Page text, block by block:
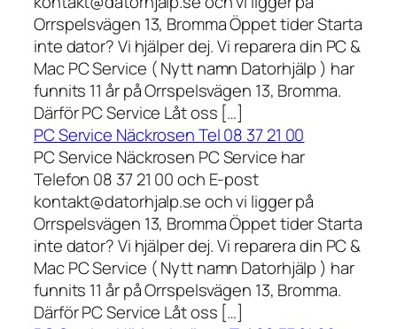
Orrspelsvägen 13, Bromma Öppet tider Starta
inte dator? Vi hjälper dej. Vi reparera din PC &
Mac PC Service ( Nytt namn Datorhjälp ) har
funnits 11 år på Orrspelsvägen 13, Bromma.
Därför PC Service Låt oss […]
PC Service Näckrosen Tel 08 37 21 00
PC Service Näckrosen PC Service har
Telefon 08 37 21 00 och E-post
kontakt@datorhjalp.se och vi ligger på
Orrspelsvägen 13, Bromma Öppet tider Starta
inte dator? Vi hjälper dej. Vi reparera din PC &
Mac PC Service ( Nytt namn Datorhjälp ) har
funnits 11 år på Orrspelsvägen 13, Bromma.
Därför PC Service Låt oss […]